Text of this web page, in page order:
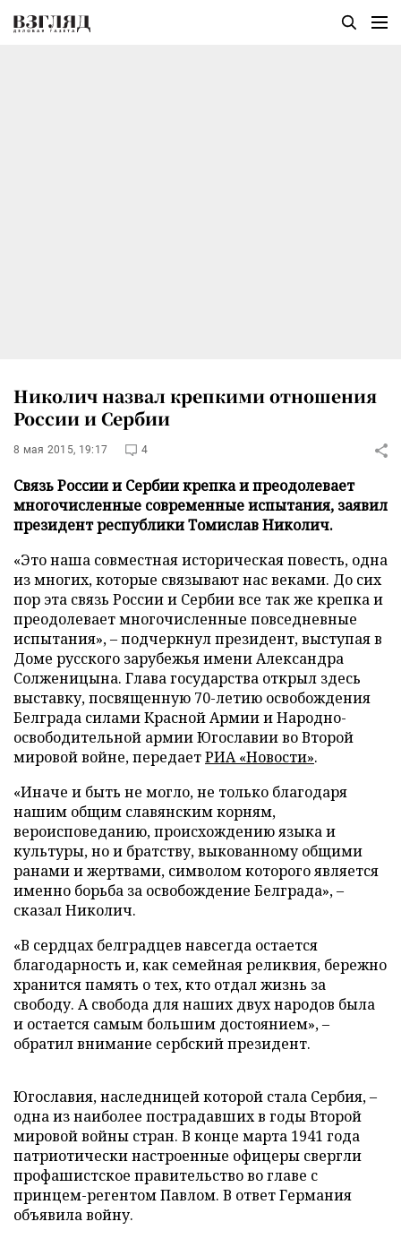
Николич назвал крепкими отношения
России и Сербии
8 мая 2015, 19:17 4
Связь России и Сербии крепка и преодолевает
многочисленные современные испытания, заявил
президент республики Томислав Николич.
«Это наша совместная историческая повесть, одна
из многих, которые связывают нас веками. До сих
пор эта связь России и Сербии все так же крепка и
преодолевает многочисленные повседневные
испытания», – подчеркнул президент, выступая в
Доме русского зарубежья имени Александра
Солженицына. Глава государства открыл здесь
выставку, посвященную 70-летию освобождения
Белграда силами Красной Армии и Народно-
освободительной армии Югославии во Второй
мировой войне, передаетРИА «Новости».
«Иначе и быть не могло, не только благодаря
нашим общим славянским корням,
вероисповеданию, происхождению языка и
культуры, но и братству, выкованному общими
ранами и жертвами, символом которого является
именно борьба за освобождение Белграда», –
сказал Николич.
«В сердцах белградцев навсегда остается
благодарность и, как семейная реликвия, бережно
хранится память о тех, кто отдал жизнь за
свободу. А свобода для наших двух народов была
и остается самым большим достоянием», –
обратил внимание сербский президент.
Югославия, наследницей которой стала Сербия, –
одна из наиболее пострадавших в годы Второй
мировой войны стран. В конце марта 1941 года
патриотически настроенные офицеры свергли
профашистское правительство во главе с
принцем-регентом Павлом. В ответ Германия
объявила войну.